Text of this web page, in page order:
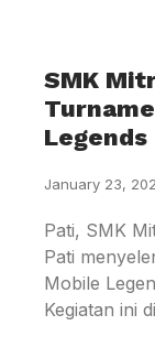
SMK
Legends
January 23,
Pati, SMK
Pati
Mobile
Kegiatan ini